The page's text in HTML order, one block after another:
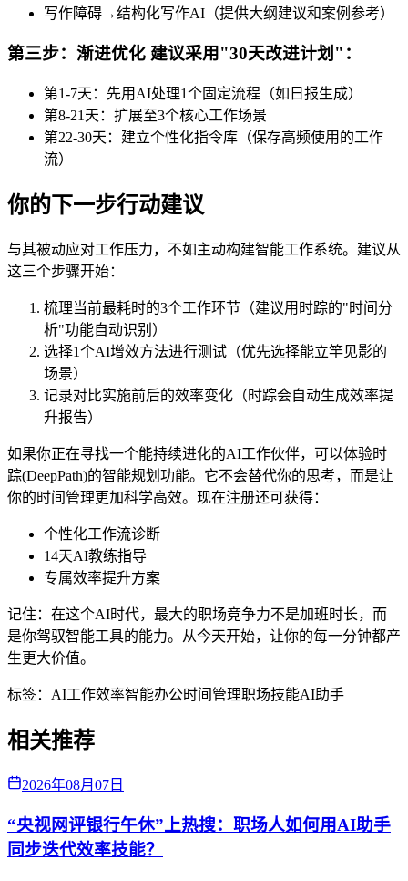
写作障碍→结构化写作AI（提供大纲建议和案例参考）
第三步：渐进优化 建议采用"30天改进计划"：
第1-7天：先用AI处理1个固定流程（如日报生成）
第8-21天：扩展至3个核心工作场景
第22-30天：建立个性化指令库（保存高频使用的工作
流）
你的下一步行动建议
与其被动应对工作压力，不如主动构建智能工作系统。建议从
这三个步骤开始：
梳理当前最耗时的3个工作环节（建议用时踪的"时间分
析"功能自动识别）
选择1个AI增效方法进行测试（优先选择能立竿见影的
场景）
记录对比实施前后的效率变化（时踪会自动生成效率提
升报告）
如果你正在寻找一个能持续进化的AI工作伙伴，可以体验时
踪(DeepPath)的智能规划功能。它不会替代你的思考，而是让
你的时间管理更加科学高效。现在注册还可获得：
个性化工作流诊断
14天AI教练指导
专属效率提升方案
记住：在这个AI时代，最大的职场竞争力不是加班时长，而
是你驾驭智能工具的能力。从今天开始，让你的每一分钟都产
生更大价值。
标签： AI工作效率智能办公时间管理职场技能AI助手
相关推荐
2026年08月07日
“央视网评银行午休”上热搜：职场人如何用AI助手
同步迭代效率技能？